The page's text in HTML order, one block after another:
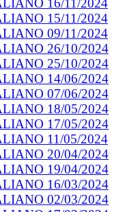
16/11/2024
15/11/2024
09/11/2024
26/10/2024
25/10/2024
14/06/2024
07/06/2024
18/05/2024
17/05/2024
11/05/2024
20/04/2024
19/04/2024
16/03/2024
02/03/2024